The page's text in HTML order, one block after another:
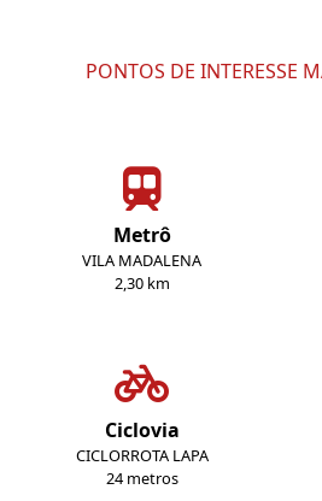
PONTOS DE INTERESSE
Metrô
VILA MADALENA
2,30 km
Ciclovia
CICLORROTA LAPA
24 metros